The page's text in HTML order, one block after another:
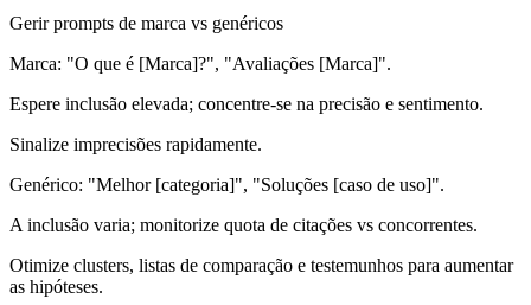
Gerir prompts de marca vs genéricos
Marca: "O que é [Marca]?", "Avaliações [Marca]".
Espere inclusão elevada; concentre-se na precisão e sentimento.
Sinalize imprecisões rapidamente.
Genérico: "Melhor [categoria]", "Soluções [caso de uso]".
A inclusão varia; monitorize quota de citações vs concorrentes.
Otimize clusters, listas de comparação e testemunhos para aumentar
as hipóteses.